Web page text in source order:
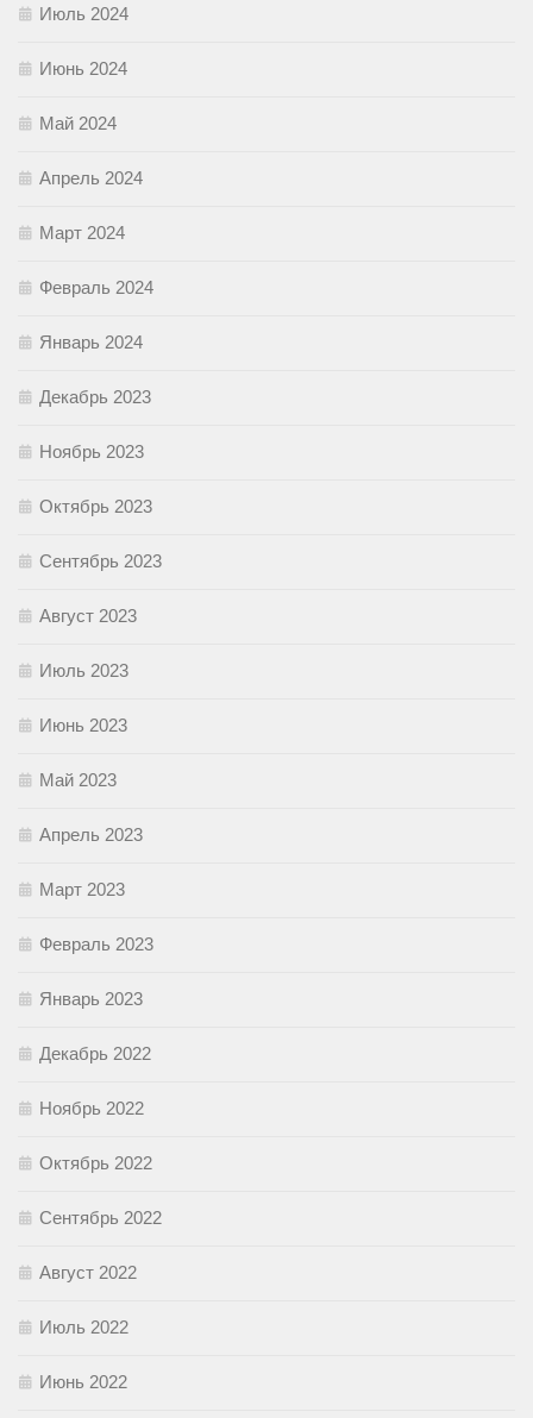
Июль 2024
Июнь 2024
Май 2024
Апрель 2024
Март 2024
Февраль 2024
Январь 2024
Декабрь 2023
Ноябрь 2023
Октябрь 2023
Сентябрь 2023
Август 2023
Июль 2023
Июнь 2023
Май 2023
Апрель 2023
Март 2023
Февраль 2023
Январь 2023
Декабрь 2022
Ноябрь 2022
Октябрь 2022
Сентябрь 2022
Август 2022
Июль 2022
Июнь 2022